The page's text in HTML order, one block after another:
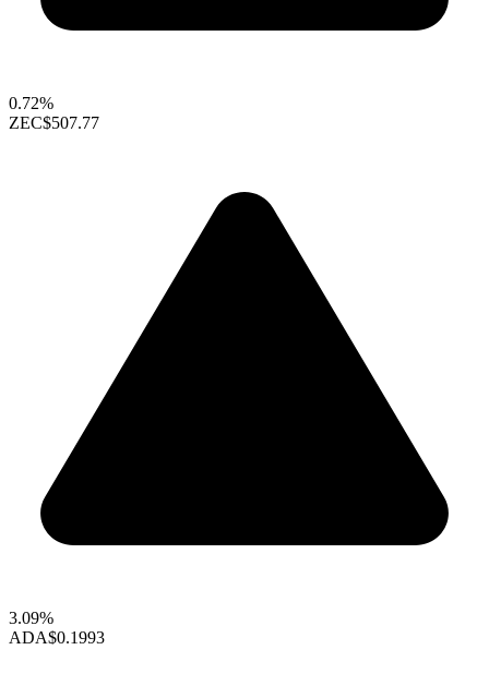
0.72%
ZEC$507.77
3.09%
ADA$0.1993